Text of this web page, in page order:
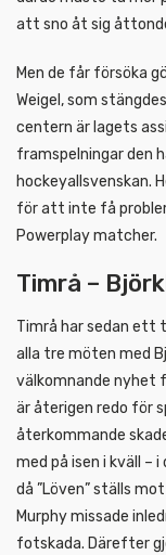
att sno åt sig
Men de får försöka
Weigel, som
centern är lagets
framspelningar den
hockeyallsvenskan.
för att inte få
Powerplay matcher.
Timrå –
Timrå har sedan ett
alla tre möten med
välkomnande nyhet
är återigen redo för
återkommande
med på isen i kväll –
då ”Löven” ställs
Murphy missade
fotskada. Därefter